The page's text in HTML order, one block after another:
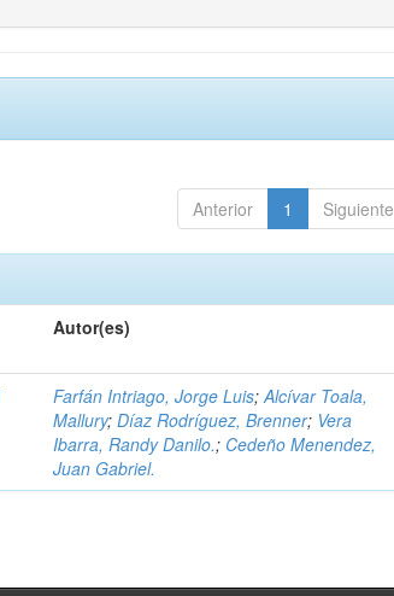
Anterior 1 Siguiente
Autor(es)
Farfán Intriago, Jorge Luis;Alcívar Toala,
Mallury;Díaz Rodríguez, Brenner; Vera
Ibarra, Randy Danilo.; Cedeño Menendez,
Juan Gabriel.